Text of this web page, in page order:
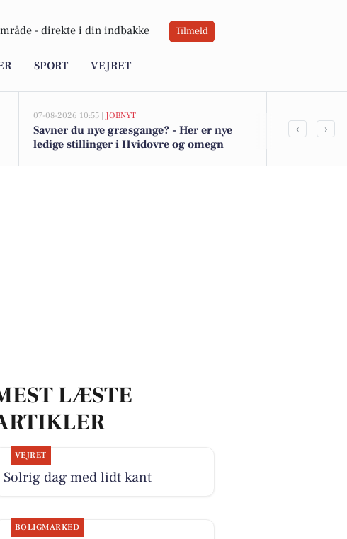
- direkte i din indbakke Tilmeld
SPORT VEJRET
07-08-2026 10:55 | JOBNYT
Savner du nye græsgange? - Her er nye
ledige stillinger i Hvidovre og omegn
‹ ›
LÆSTE
VEJRET
Solrig dag med lidt kant
BOLIGMARKED